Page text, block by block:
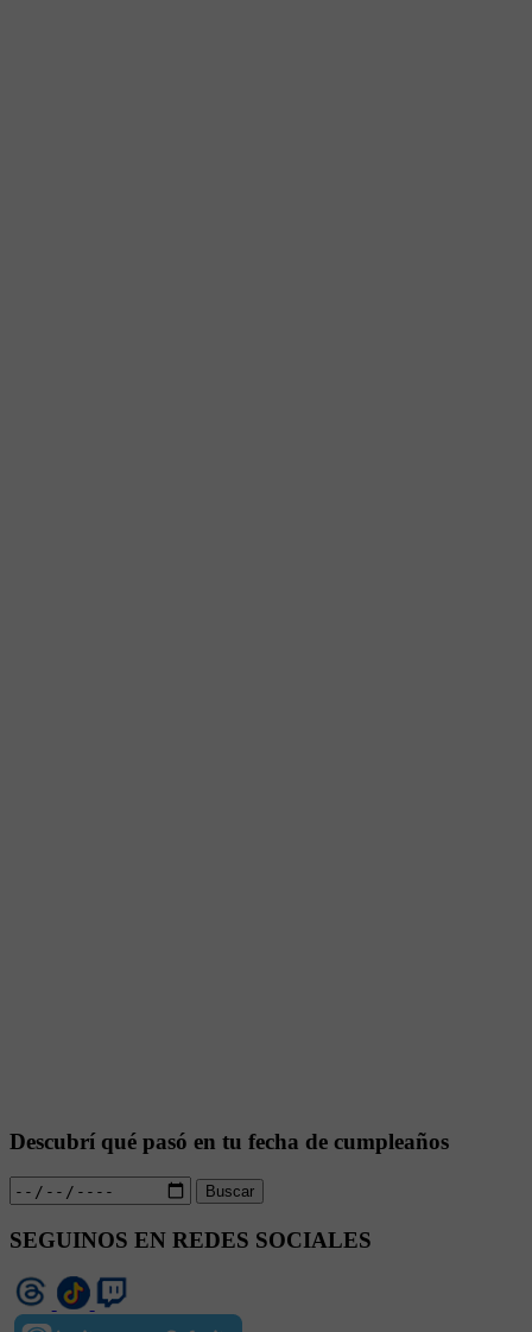
Descubrí qué pasó en tu fecha de cumpleaños
Buscar
SEGUINOS EN REDES SOCIALES